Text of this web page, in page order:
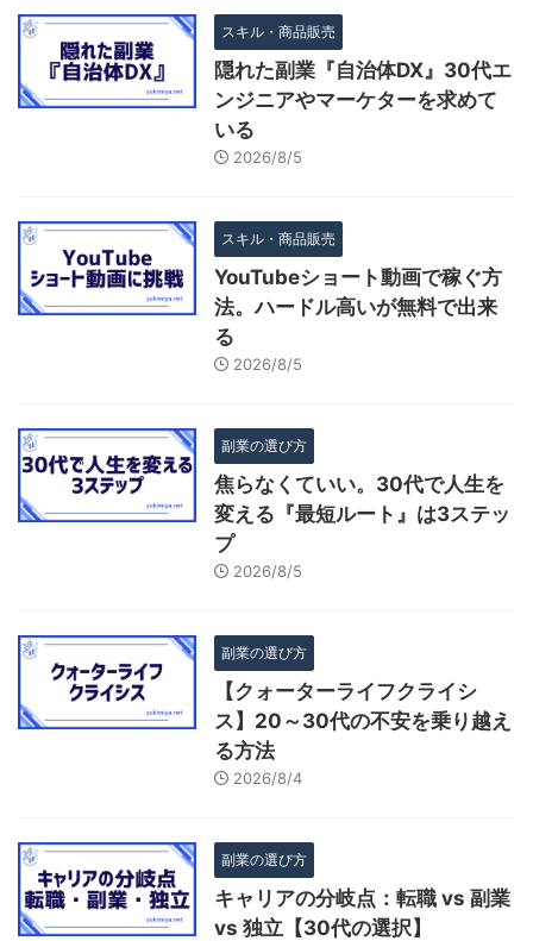
スキル・商品販売
隠れた副業『自治体DX』30代エ
ンジニアやマーケターを求めて
いる
2026/8/5
スキル・商品販売
YouTubeショート動画で稼ぐ方
法。ハードル高いが無料で出来
る
2026/8/5
副業の選び方
焦らなくていい。30代で人生を
変える『最短ルート』は3ステッ
プ
2026/8/5
副業の選び方
【クォーターライフクライシ
ス】20～30代の不安を乗り越え
る方法
2026/8/4
副業の選び方
キャリアの分岐点：転職 vs 副業
vs 独立【30代の選択】